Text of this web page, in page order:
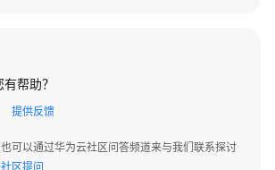
帮助？
提供反馈
可以通过华为云社区问答频道来与我们联系探讨
区提问